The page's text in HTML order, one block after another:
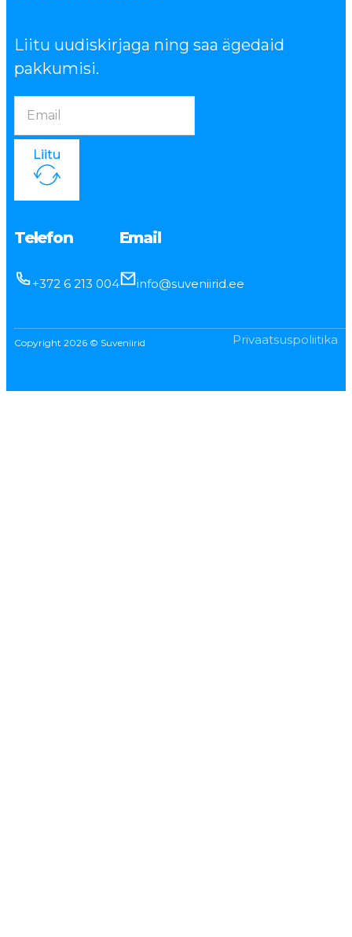
Liitu uudiskirjaga ning saa ägedaid
pakkumisi.
Liitu
Telefon
+372 6 213 004
Email
info@suveniirid.ee
Copyright 2026 © Suveniirid Privaatsuspoliitika